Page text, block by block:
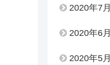
2020年7月
2020年6月
2020年5月